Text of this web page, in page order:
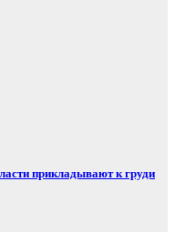
прикладывают к груди